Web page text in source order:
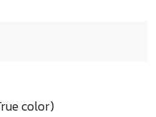
color)